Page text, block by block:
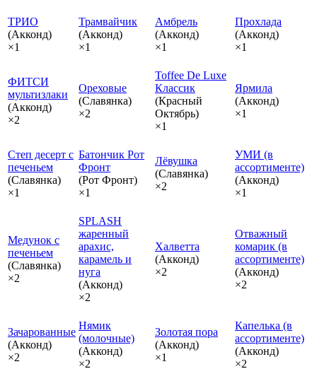
ТРИО
(Акконд)
×1
Трамвайчик
(Акконд)
×1
Амбрель
(Акконд)
×1
Прохлада
(Акконд)
×1
ФИТСИ
мультизлаки
(Акконд)
×2
Ореховые
(Славянка)
×2
Toffee De Luxe
Классик
(Красный
Октябрь)
×1
Ярмила
(Акконд)
×1
Степ десерт с
печеньем
(Славянка)
×1
Батончик Рот
Фронт
(Рот Фронт)
×1
Лёвушка
(Славянка)
×2
УМИ (в
ассортименте)
(Акконд)
×1
Медунок с
печеньем
(Славянка)
×2
SPLASH
жаренный
арахис,
карамель и
нуга
(Акконд)
×2
Халветта
(Акконд)
×2
Отважный
комарик (в
ассортименте)
(Акконд)
×2
Зачарованные
(Акконд)
×2
Нямик
(молочные)
(Акконд)
×2
Золотая пора
(Акконд)
×1
Капелька (в
ассортименте)
(Акконд)
×2